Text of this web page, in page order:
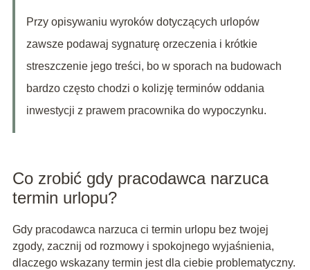
Przy opisywaniu wyroków dotyczących urlopów
zawsze podawaj sygnaturę orzeczenia i krótkie
streszczenie jego treści, bo w sporach na budowach
bardzo często chodzi o kolizję terminów oddania
inwestycji z prawem pracownika do wypoczynku.
Co zrobić gdy pracodawca narzuca
termin urlopu?
Gdy pracodawca narzuca ci termin urlopu bez twojej
zgody, zacznij od rozmowy i spokojnego wyjaśnienia,
dlaczego wskazany termin jest dla ciebie problematyczny.